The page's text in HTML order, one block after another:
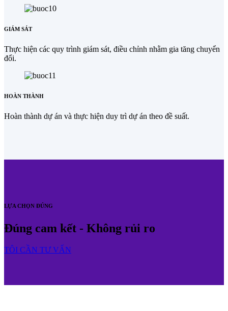
GIÁM SÁT
Thực hiện các quy trình giám sát, điều chỉnh nhằm gia tăng chuyển
đổi.
HOÀN THÀNH
Hoàn thành dự án và thực hiện duy trì dự án theo đề suất.
LỰA CHỌN ĐÚNG
Đúng cam kết - Không rủi ro
TÔI CẦN TƯ VẤN